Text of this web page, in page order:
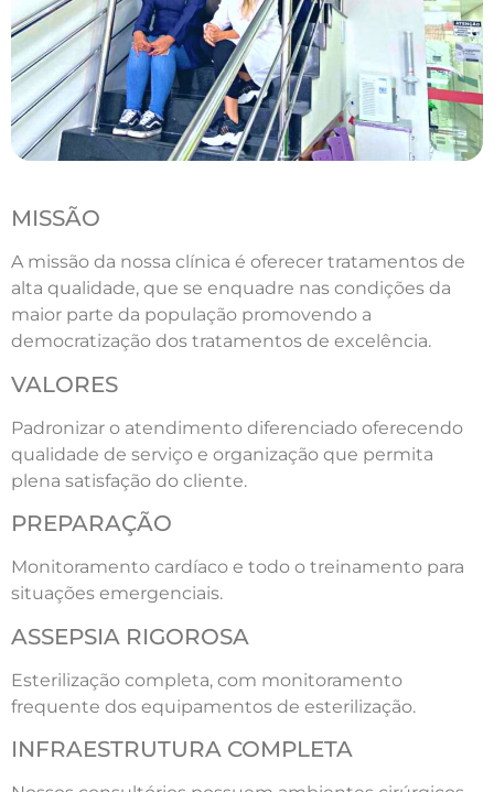
MISSÃO
A missão da nossa clínica é oferecer tratamentos de
alta qualidade, que se enquadre nas condições da
maior parte da população promovendo a
democratização dos tratamentos de excelência.
VALORES
Padronizar o atendimento diferenciado oferecendo
qualidade de serviço e organização que permita
plena satisfação do cliente.
PREPARAÇÃO
Monitoramento cardíaco e todo o treinamento para
situações emergenciais.
ASSEPSIA RIGOROSA
Esterilização completa, com monitoramento
frequente dos equipamentos de esterilização.
INFRAESTRUTURA COMPLETA